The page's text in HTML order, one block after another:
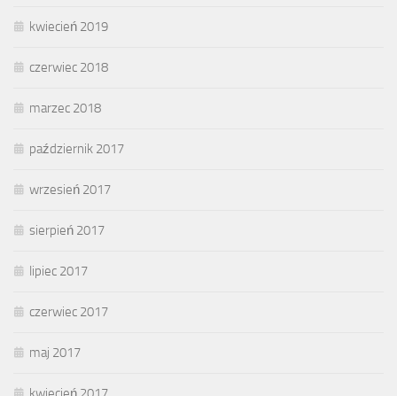
kwiecień 2019
czerwiec 2018
marzec 2018
październik 2017
wrzesień 2017
sierpień 2017
lipiec 2017
czerwiec 2017
maj 2017